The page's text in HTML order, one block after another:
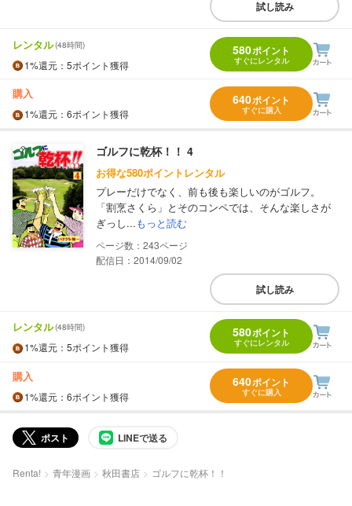
試し読み
レンタル(48時間)
1%還元 ：5ポイント獲得
580ポイント
すぐにレンタル
購入
1%還元 ：6ポイント獲得
640ポイント
すぐに購入
ゴルフに乾杯！！ 4
お得な580ポイントレンタル
プレーだけでなく、前も後も楽しいのがゴルフ。
「割烹さくら」とそのコンペでは、そんな楽しさが
ぎっし...もっと読む
243
配信日：2014/09/02
試し読み
レンタル(48時間)
1%還元 ：5ポイント獲得
580ポイント
すぐにレンタル
購入
1%還元 ：6ポイント獲得
640ポイント
すぐに購入
ポスト LINEで送る
Renta! 青年漫画 秋田書店 ゴルフに乾杯！！